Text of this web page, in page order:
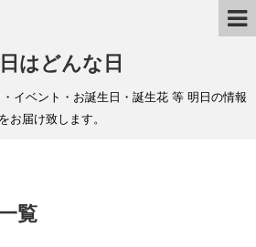
はどんな日
イベント・お誕生日・誕生花 等 明日の情報
をお届け致します。
覧